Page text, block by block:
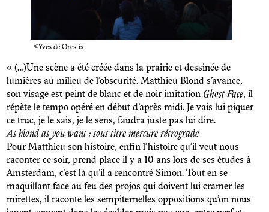
©Yves de Orestis
« (…)Une scène a été créée dans la prairie et dessinée de
lumières au milieu de l’obscurité. Matthieu Blond s’avance,
son visage est peint de blanc et de noir imitation Ghost Face, il
répète le tempo opéré en début d’après midi. Je vais lui piquer
ce truc, je le sais, je le sens, faudra juste pas lui dire.
As blond as you want : sous titre mercure rétrograde
Pour Matthieu son histoire, enfin l’histoire qu’il veut nous
raconter ce soir, prend place il y a 10 ans lors de ses études à
Amsterdam, c’est là qu’il a rencontré Simon. Tout en se
maquillant face au feu des projos qui doivent lui cramer les
mirettes, il raconte les sempiternelles oppositions qu’on nous